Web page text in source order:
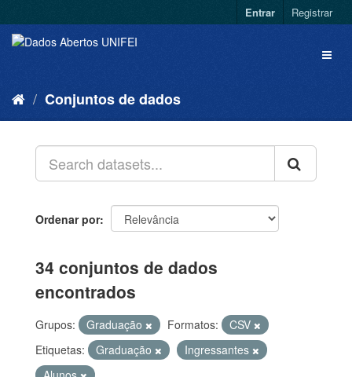
Entrar Registrar
Conjuntos de dados
Ordenar por
34 conjuntos de dados
encontrados
Grupos: Graduação Formatos:
CSV
Etiquetas:
Graduação
Ingressantes